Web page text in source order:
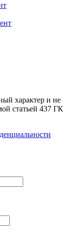
характер и не
статьей 437 ГК